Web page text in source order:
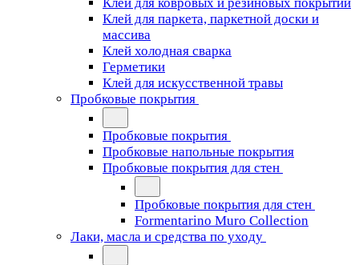
Клей для паркета, паркетной доски и
массива
Клей холодная сварка
Герметики
Клей для искусственной травы
Пробковые покрытия
Пробковые покрытия
Пробковые напольные покрытия
Пробковые покрытия для стен
Пробковые покрытия для стен
Formentarino Muro Collection
Лаки, масла и средства по уходу